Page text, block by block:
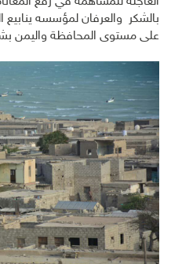
بالشكر والعرفان لمؤسسه ينابيع
على مستوى المحافظة واليمن